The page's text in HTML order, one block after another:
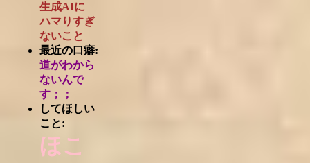
生成AIに
ハマりすぎ
ないこと
最近の口癖:
道がわから
ないんで
す；；
してほしい
こと:
ほこ